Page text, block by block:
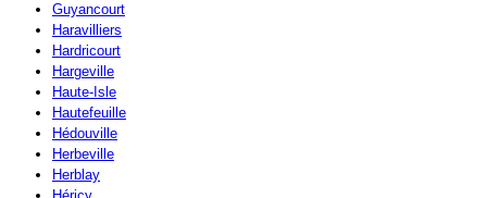
Guyancourt
Haravilliers
Hardricourt
Hargeville
Haute-Isle
Hautefeuille
Hédouville
Herbeville
Herblay